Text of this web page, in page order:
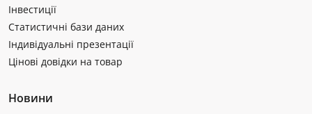
Інвестиції
Статистичні бази даних
Індивідуальні презентації
Цінові довідки на товар
Новини